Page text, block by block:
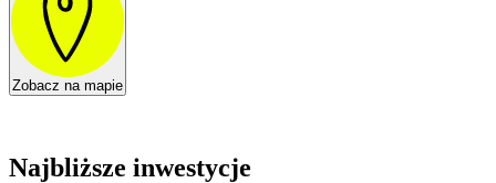
Zobacz na mapie
Najbliższe inwestycje